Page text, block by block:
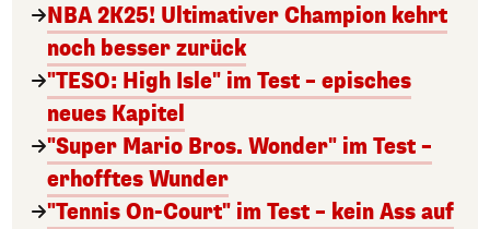
NBA 2K25! Ultimativer Champion kehrt
noch besser zurück
"TESO: High Isle" im Test – episches
neues Kapitel
"Super Mario Bros. Wonder" im Test –
erhofftes Wunder
"Tennis On-Court" im Test – kein Ass auf